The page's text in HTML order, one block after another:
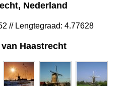
Nederland
// Lengtegraad: 4.77628
Haastrecht